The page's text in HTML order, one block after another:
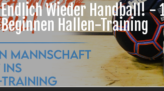
Endlich Wieder Handball! -
Beginnen Hallen-Training